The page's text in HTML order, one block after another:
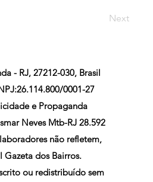
Next
- RJ, 27212-030, Brasil
0001-27
e Propaganda
Neves Mtb-RJ 28.592
não refletem,
Gazeta dos Bairros.
ou redistribuído sem